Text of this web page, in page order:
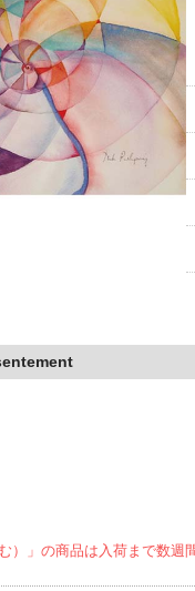
）」の商品は入荷まで数週